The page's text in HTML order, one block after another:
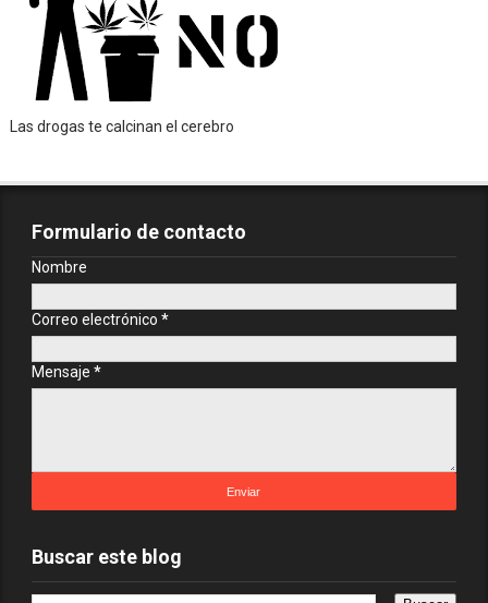
Las drogas te calcinan el cerebro
Formulario de contacto
Nombre
Correo electrónico *
Mensaje *
Buscar este blog